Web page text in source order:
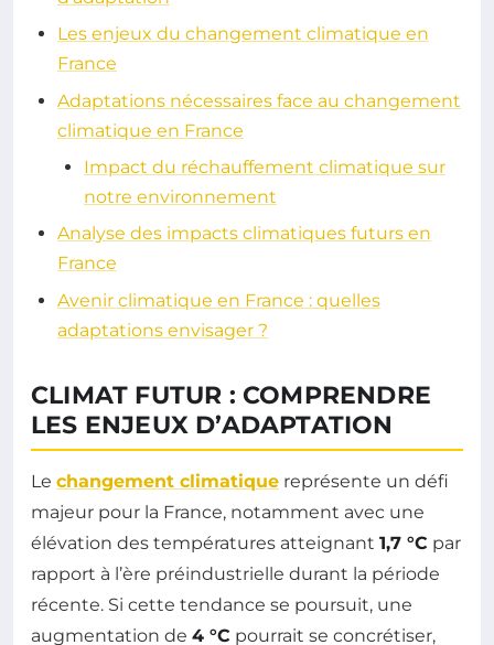
Les enjeux du changement climatique en
France
Adaptations nécessaires face au changement
climatique en France
Impact du réchauffement climatique sur
notre environnement
Analyse des impacts climatiques futurs en
France
Avenir climatique en France : quelles
adaptations envisager ?
CLIMAT FUTUR : COMPRENDRE
LES ENJEUX D’ADAPTATION
Le changement climatique représente un défi
majeur pour la France, notamment avec une
élévation des températures atteignant 1,7 °C par
rapport à l’ère préindustrielle durant la période
récente. Si cette tendance se poursuit, une
augmentation de 4 °C pourrait se concrétiser,